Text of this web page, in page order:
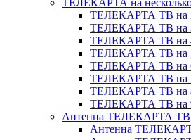
ТЕЛЕКАРТА на
ТЕЛЕКАРТА ТВ на
ТЕЛЕКАРТА ТВ на
ТЕЛЕКАРТА ТВ на
ТЕЛЕКАРТА ТВ на
ТЕЛЕКАРТА ТВ на
ТЕЛЕКАРТА ТВ на
ТЕЛЕКАРТА ТВ на
ТЕЛЕКАРТА ТВ на
Антенна ТЕЛЕКАРТА ТВ
Антенна